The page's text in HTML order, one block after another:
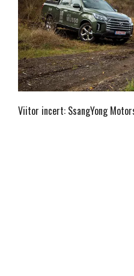
Viitor incert: SsangYong